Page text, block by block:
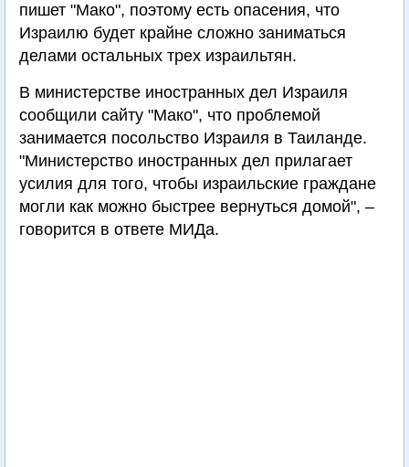
пишет "Мако", поэтому есть опасения, что
Израилю будет крайне сложно заниматься
делами остальных трех израильтян.
В министерстве иностранных дел Израиля
сообщили сайту "Мако", что проблемой
занимается посольство Израиля в Таиланде.
"Министерство иностранных дел прилагает
усилия для того, чтобы израильские граждане
могли как можно быстрее вернуться домой", –
говорится в ответе МИДа.